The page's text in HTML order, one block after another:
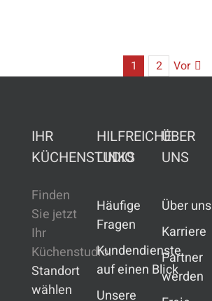
1 2 Vor
IHR
KÜCHENSTUDIO
Finden
Sie jetzt
Ihr
Küchenstudio:
Standort
wählen
HILFREICHE
LINKS
Häufige
Fragen
Kundendienste
auf einen Blick
Unsere
ÜBER
UNS
Über uns
Karriere
Partner
werden